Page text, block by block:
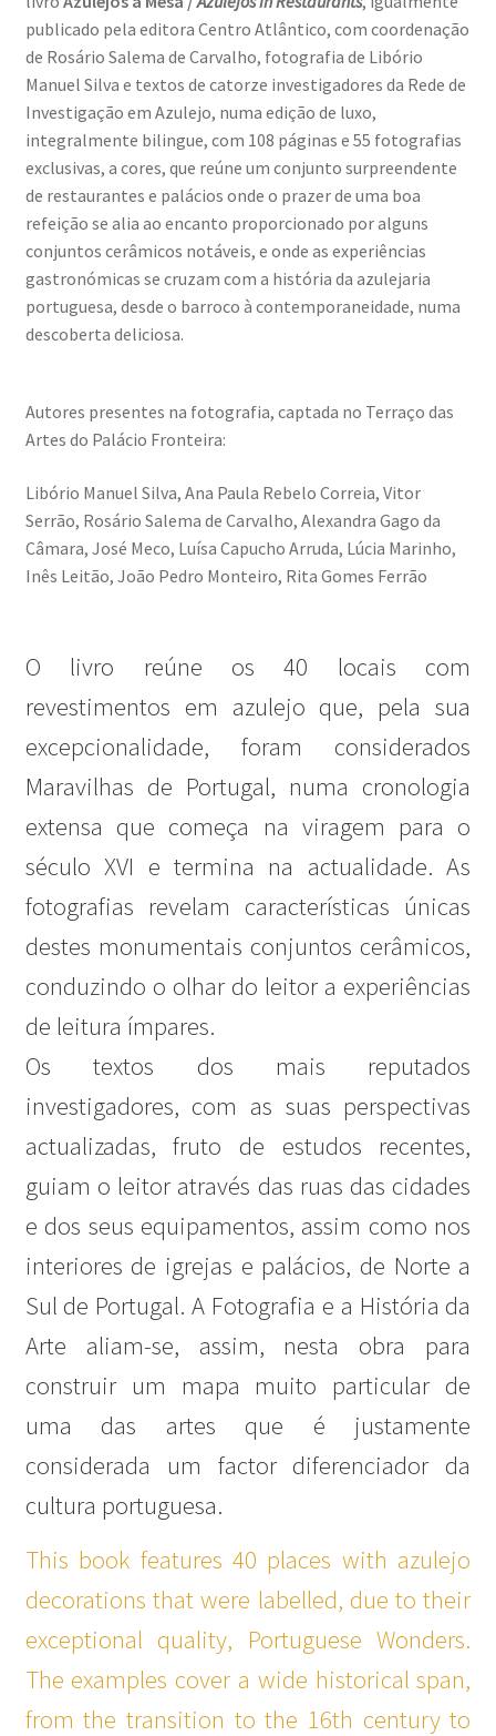
Quem somos
Contactos
Política de Privacidade e Transparência (RGPD)
publicado pela editora Centro Atlântico, com coordenação
de Rosário Salema de Carvalho, fotografia de Libório
Manuel Silva e textos de catorze investigadores da Rede de
Investigação em Azulejo, numa edição de luxo,
integralmente bilingue, com 108 páginas e 55 fotografias
exclusivas, a cores, que reúne um conjunto surpreendente
de restaurantes e palácios onde o prazer de uma boa
refeição se alia ao encanto proporcionado por alguns
conjuntos cerâmicos notáveis, e onde as experiências
gastronómicas se cruzam com a história da azulejaria
portuguesa, desde o barroco à contemporaneidade, numa
descoberta deliciosa.
Autores presentes na fotografia, captada no Terraço das
Artes do Palácio Fronteira:
Libório Manuel Silva, Ana Paula Rebelo Correia, Vitor
Serrão, Rosário Salema de Carvalho, Alexandra Gago da
Câmara, José Meco, Luísa Capucho Arruda, Lúcia Marinho,
Inês Leitão, João Pedro Monteiro, Rita Gomes Ferrão
O livro reúne os 40 locais com
revestimentos em azulejo que, pela sua
excepcionalidade, foram considerados
Maravilhas de Portugal, numa cronologia
extensa que começa na viragem para o
século XVI e termina na actualidade. As
fotografias revelam características únicas
destes monumentais conjuntos cerâmicos,
conduzindo o olhar do leitor a experiências
de leitura ímpares.
Os textos dos mais reputados
investigadores, com as suas perspectivas
actualizadas, fruto de estudos recentes,
guiam o leitor através das ruas das cidades
e dos seus equipamentos, assim como nos
interiores de igrejas e palácios, de Norte a
Sul de Portugal. A Fotografia e a História da
Arte aliam-se, assim, nesta obra para
construir um mapa muito particular de
uma das artes que é justamente
considerada um factor diferenciador da
cultura portuguesa.
This book features 40 places with azulejo
decorations that were labelled, due to their
exceptional quality, Portuguese Wonders.
The examples cover a wide historical span,
from the transition to the 16th century to